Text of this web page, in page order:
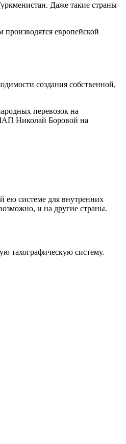
Даже такие страны
европейской
создания собственной,
перевозок на
Николай Боровой на
ею системе для внутренних
и на другие страны.
тахографическую систему.